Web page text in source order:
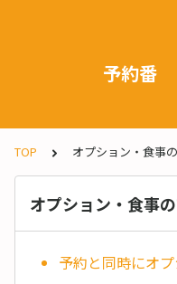
予約番
TOP オプション・食事
オプション・食事
予約と同時にオ